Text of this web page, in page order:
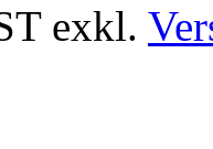
exkl.